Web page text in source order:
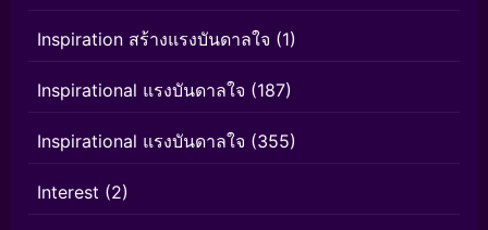
Inspiration สร้างแรงบันดาลใจ (1)
Inspirational แรงบันดาลใจ (187)
Inspirational แรงบันดาลใจ (355)
Interest (2)